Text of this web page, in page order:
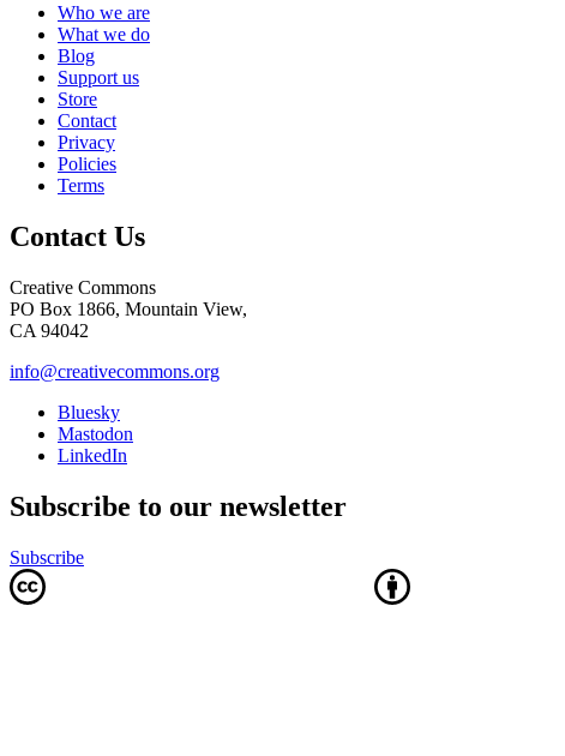
Who we are
What we do
Blog
Support us
Store
Contact
Privacy
Policies
Terms
Contact Us
Creative Commons
PO Box 1866, Mountain View,
CA 94042
info@creativecommons.org
Bluesky
Mastodon
LinkedIn
Subscribe to our newsletter
Subscribe